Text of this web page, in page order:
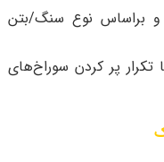
و براساس نوع سنگ/بتن
تکرار پر کردن سوراخ‌های